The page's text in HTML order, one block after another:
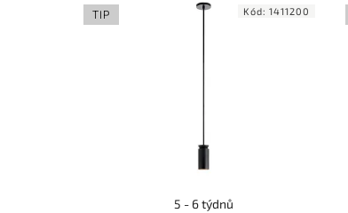
TIP
5 - 6 týdnů
Kód:1411200